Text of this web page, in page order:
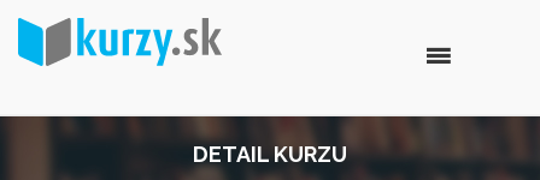
DETAIL KURZU